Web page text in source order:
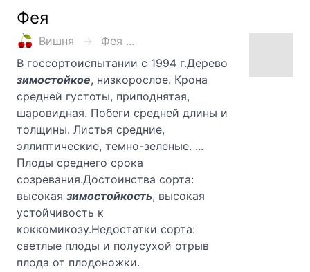
Фея
Вишня
Фея ...
В госсортоиспытании с 1994 г.Дерево
зимостойкое, низкорослое. Крона
средней густоты, приподнятая,
шаровидная. Побеги средней длины и
толщины. Листья средние,
эллиптические, темно-зеленые. ...
Плоды среднего срока
созревания.Достоинства сорта:
высокая зимостойкость, высокая
устойчивость к
коккомикозу.Недостатки сорта:
светлые плоды и полусухой отрыв
плода от плодоножки.